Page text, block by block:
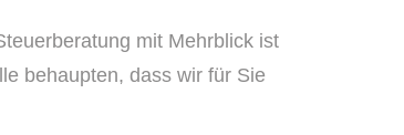
mit Mehrblick ist
behaupten, dass wir für Sie